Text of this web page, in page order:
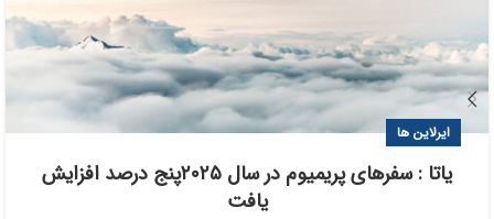
ایرلاین ها
یاتا : سفرهای پریمیوم در سال ۲۰۲۵پنج درصد افزایش
یافت